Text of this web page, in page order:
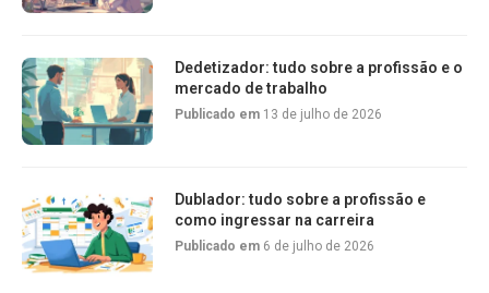
Dedetizador: tudo sobre a profissão e o
mercado de trabalho
Publicado em 13 de julho de 2026
Dublador: tudo sobre a profissão e
como ingressar na carreira
Publicado em 6 de julho de 2026